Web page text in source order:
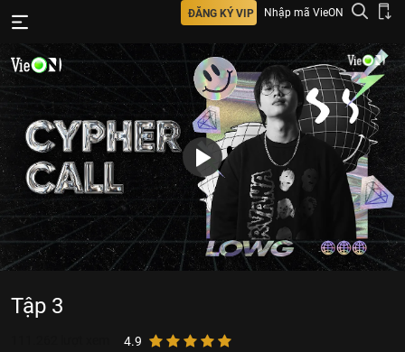
ĐĂNG KÝ VIP Nhập mã VieON
Tập 3
4.9